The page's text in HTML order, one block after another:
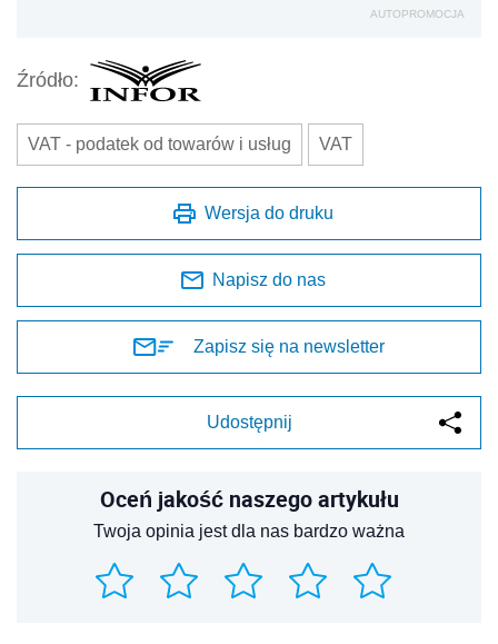
AUTOPROMOCJA
Źródło:
VAT - podatek od towarów i usług VAT
Wersja do druku
Napisz do nas
Zapisz się na newsletter
Udostępnij
Oceń jakość naszego artykułu
Twoja opinia jest dla nas bardzo ważna